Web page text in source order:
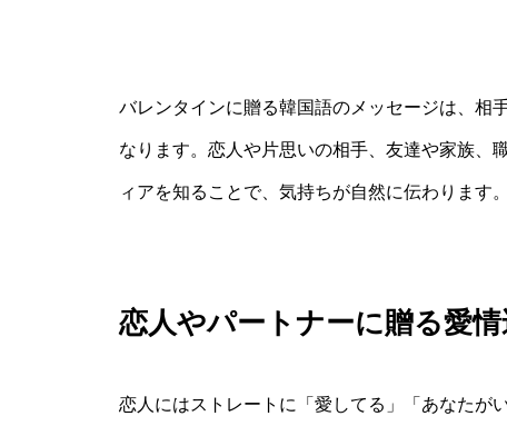
バレンタインに贈る韓国語のメッセージは、相
なります。恋人や片思いの相手、友達や家族、
ィアを知ることで、気持ちが自然に伝わります
恋人やパートナーに贈る愛
恋人にはストレートに「愛してる」「あなたが